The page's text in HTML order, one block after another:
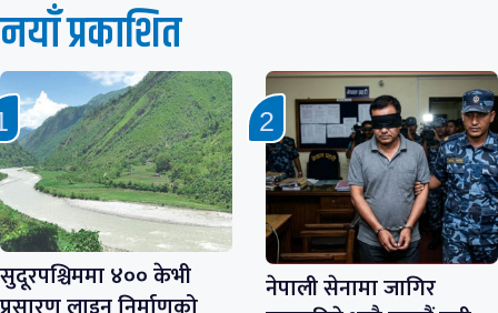
नयाँ प्रकाशित
सुदूरपश्चिममा ४०० केभी
नेपाली सेनामा जागिर